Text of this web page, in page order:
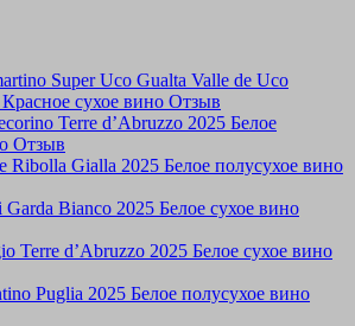
Super Uco Gualta Valle de Uco
сухое вино Отзыв
Terre d’Abruzzo 2025 Белое
Отзыв
Ribolla Gialla 2025 Белое полусухое вино
Bianco 2025 Белое сухое вино
Terre d’Abruzzo 2025 Белое сухое вино
Puglia 2025 Белое полусухое вино